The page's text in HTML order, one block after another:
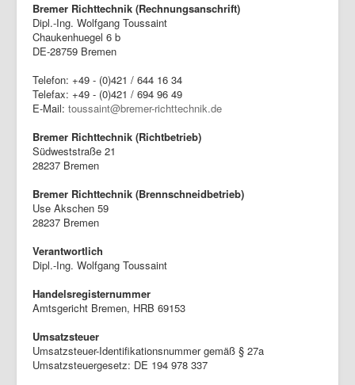
Bremer Richttechnik (Rechnungsanschrift)
Dipl.-Ing. Wolfgang Toussaint
Chaukenhuegel 6 b
DE-28759 Bremen
Telefon: +49 - (0)421 / 644 16 34
Telefax: +49 - (0)421 / 694 96 49
E-Mail: toussaint@bremer-richttechnik.de
Bremer Richttechnik (Richtbetrieb)
Südweststraße 21
28237 Bremen
Bremer Richttechnik (Brennschneidbetrieb)
Use Akschen 59
28237 Bremen
Verantwortlich
Dipl.-Ing. Wolfgang Toussaint
Handelsregisternummer
Amtsgericht Bremen, HRB 69153
Umsatzsteuer
Umsatzsteuer-Identifikationsnummer gemäß § 27a
Umsatzsteuergesetz: DE 194 978 337